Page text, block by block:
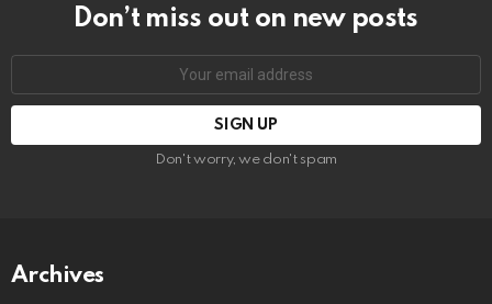
Don’t miss out on new posts
Don't worry, we don't spam
Archives